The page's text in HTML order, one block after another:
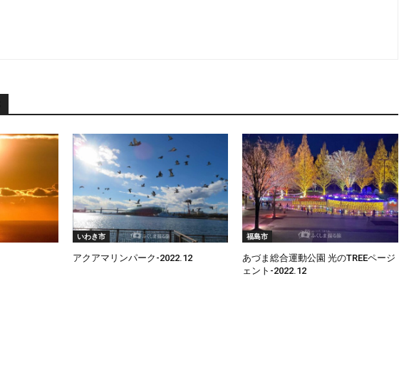
いわき市
アクアマリンパーク-2022.12
福島市
あづま総合運動公園 光のTREEページ
ェント-2022.12